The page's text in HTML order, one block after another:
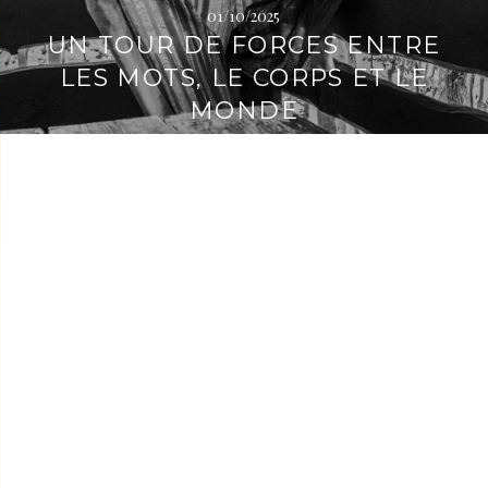
01/10/2025
UN TOUR DE FORCES ENTRE
LES MOTS, LE CORPS ET LE
MONDE